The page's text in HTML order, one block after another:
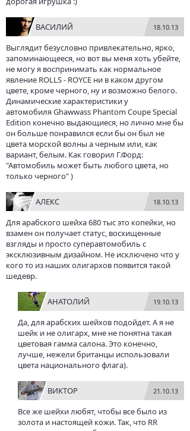
ВАСИЛИЙ 18.10.13
Выглядит безусловно привлекательно, ярко,
запоминающееся, но вот вы меня хоть убейте,
не могу я воспринимать как нормальное
явление ROLLS - ROYCE ни в каком другом
цвете, кроме черного, ну и возможно белого.
Динамические характеристики у
автомобиля Ghawwass Phantom Coupe Special
Edition конечно выдающиеся, но лично мне бы
он больше понравился если бы он был не
цвета морской волны а черным или, как
вариант, белым. Как говорил Г.Форд:
"Автомобиль может быть любого цвета, но
только черного" )
АЛЕКС 18.10.13
Для арабского шейха 680 тыс это копейки, но
взамен он получает статус, восхищенные
взгляды и просто суперавтомобиль с
эксклюзивным дизайном. Не исключено что у
кого то из наших олигархов появится такой
шедевр.
АНАТОЛИЙ 19.10.13
Да, для арабских шейхов подойдет. А я не
шейк и не олигарх, мне не понятна такая
цветовая гамма салона. Это конечно,
лучше, нежели британцы использовали
цвета национального флага).
ВИКТОР 21.10.13
Все же шейхи любят, чтобы все было из
золота и настоящей кожи. Так, что RR